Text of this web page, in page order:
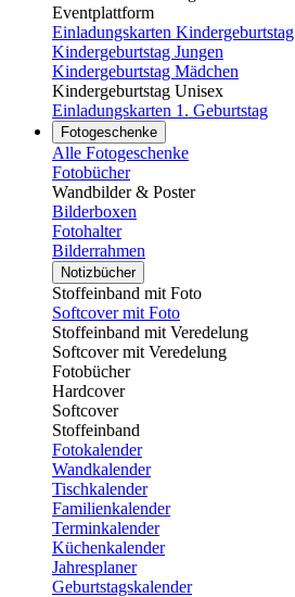
Eventplattform
Einladungskarten Kindergeburtstag
Kindergeburtstag Jungen
Kindergeburtstag Mädchen
Kindergeburtstag Unisex
Einladungskarten 1. Geburtstag
Fotogeschenke
Alle Fotogeschenke
Fotobücher
Wandbilder & Poster
Bilderboxen
Fotohalter
Bilderrahmen
Notizbücher
Stoffeinband mit Foto
Softcover mit Foto
Stoffeinband mit Veredelung
Softcover mit Veredelung
Fotobücher
Hardcover
Softcover
Stoffeinband
Fotokalender
Wandkalender
Tischkalender
Familienkalender
Terminkalender
Küchenkalender
Jahresplaner
Geburtstagskalender